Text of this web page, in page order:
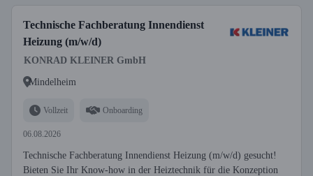
Technische Fachberatung Innendienst
Heizung (m/w/d)
KONRAD KLEINER GmbH
Mindelheim
Vollzeit Onboarding
06.08.2026
Technische Fachberatung Innendienst Heizung (m/w/d) gesucht!
Bieten Sie Ihr Know-how in der Heiztechnik für die Konzeption